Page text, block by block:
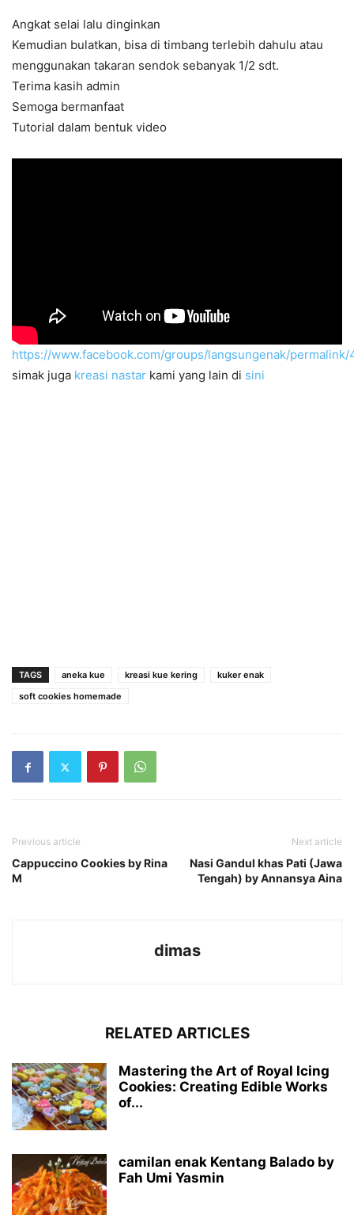
Angkat selai lalu dinginkan
Kemudian bulatkan, bisa di timbang terlebih dahulu atau
menggunakan takaran sendok sebanyak 1/2 sdt.
Terima kasih admin
Semoga bermanfaat
Tutorial dalam bentuk video
https://www.facebook.com/groups/langsungenak/permalink/
simak juga kreasi nastar kami yang lain di sini
TAGS aneka kue kreasi kue kering
kuker enak
soft cookies homemade
Previous article
Cappuccino Cookies by Rina
M
Next article
Nasi Gandul khas Pati (Jawa
Tengah) by Annansya Aina
dimas
RELATED ARTICLES
Mastering the Art of Royal Icing
Cookies: Creating Edible Works
of...
camilan enak Kentang Balado by
Fah Umi Yasmin